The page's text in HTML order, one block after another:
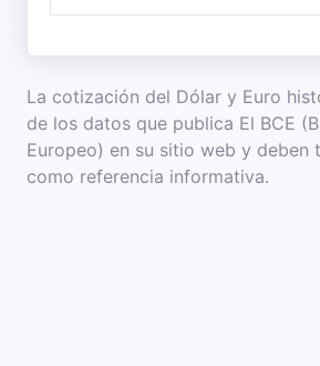
La cotización del Dólar y Euro
de los datos que publica El BCE
Europeo) en su sitio web y deben
como referencia informativa.